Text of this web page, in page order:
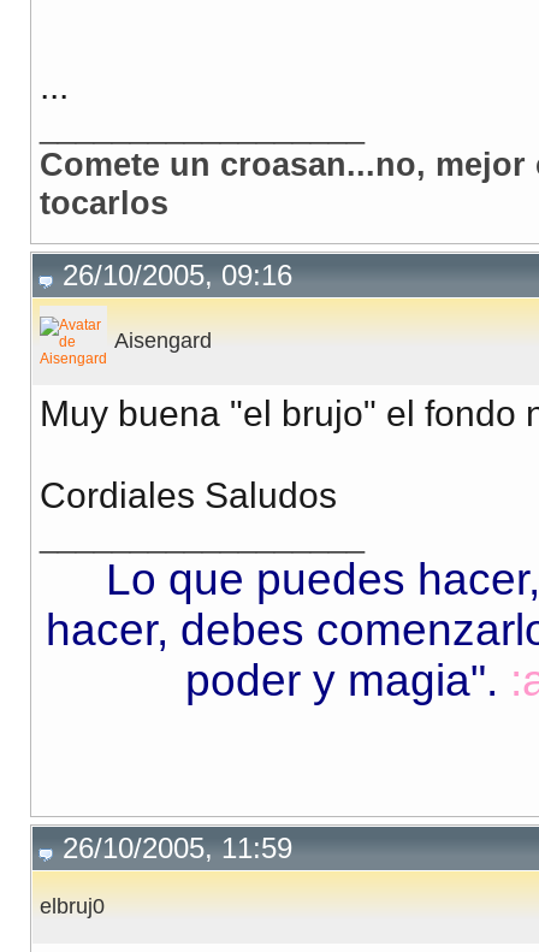
...
Comete un croasan...no,
tocarlos
26/10/2005, 09:16
Aisengard
Muy buena "el brujo" el
Cordiales Saludos
Lo que puedes
hacer, debes
poder y magia".
26/10/2005, 11:59
elbruj0